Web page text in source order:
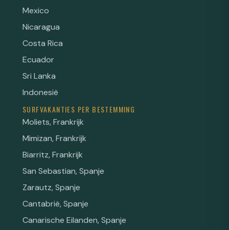
Mexico
Nicaragua
Costa Rica
Ecuador
Sri Lanka
Indonesië
SURFVAKANTIES PER BESTEMMING
Moliets, Frankrijk
Mimizan, Frankrijk
Biarritz, Frankrijk
San Sebastian, Spanje
Zarautz, Spanje
Cantabrië, Spanje
Canarische Eilanden, Spanje